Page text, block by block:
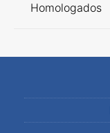
Homologados